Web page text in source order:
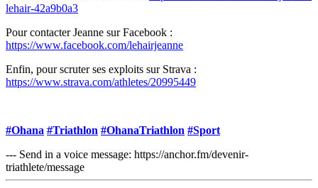
lehair-42a9b0a3
Pour contacter Jeanne sur Facebook :
https://www.facebook.com/lehairjeanne
Enfin, pour scruter ses exploits sur Strava :
https://www.strava.com/athletes/20995449
#Ohana #Triathlon #OhanaTriathlon #Sport
--- Send in a voice message: https://anchor.fm/devenir-
triathlete/message